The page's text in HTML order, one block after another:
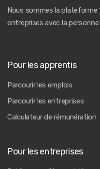
Nous sommes la plateforme
entreprises avec la
Pour les apprentis
Parcourir les emplois
Parcourir les entreprises
Calculateur de rémunération
Pour les entreprises